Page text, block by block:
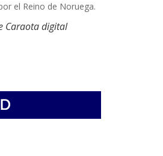
el Reino de Noruega.
Caraota digital